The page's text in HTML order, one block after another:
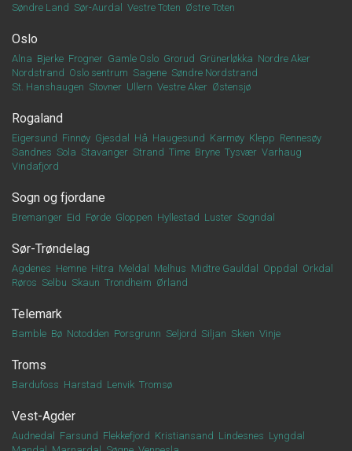
Søndre Land Sør-Aurdal Vestre Toten Østre Toten
Oslo
Alna Bjerke Frogner Gamle Oslo Grorud Grünerløkka Nordre Aker
Nordstrand Oslo sentrum Sagene Søndre Nordstrand
St. Hanshaugen Stovner Ullern Vestre Aker Østensjø
Rogaland
Eigersund Finnøy Gjesdal Hå Haugesund Karmøy Klepp Rennesøy
Sandnes Sola Stavanger Strand Time Bryne Tysvær Varhaug
Vindafjord
Sogn og fjordane
Bremanger Eid Førde Gloppen Hyllestad Luster Sogndal
Sør-Trøndelag
Agdenes Hemne Hitra Meldal Melhus Midtre Gauldal Oppdal
Orkdal
Røros Selbu Skaun Trondheim Ørland
Telemark
Bamble Bø Notodden Porsgrunn Seljord Siljan Skien Vinje
Troms
Bardufoss Harstad Lenvik Tromsø
Vest-Agder
Audnedal Farsund Flekkefjord Kristiansand Lindesnes Lyngdal